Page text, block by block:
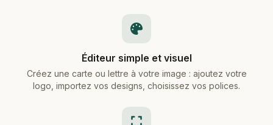
Éditeur simple et visuel
Créez une carte ou lettre à votre image : ajoutez votre
logo, importez vos designs, choisissez vos polices.